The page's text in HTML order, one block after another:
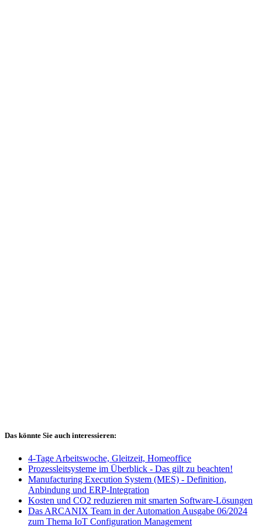
Das könnte Sie auch interessieren:
4-Tage Arbeitswoche, Gleitzeit, Homeoffice
Prozessleitsysteme im Überblick - Das gilt zu beachten!
Manufacturing Execution System (MES) - Definition,
Anbindung und ERP-Integration
Kosten und CO2 reduzieren mit smarten Software-Lösungen
Das ARCANIX Team in der Automation Ausgabe 06/2024
zum Thema IoT Configuration Management